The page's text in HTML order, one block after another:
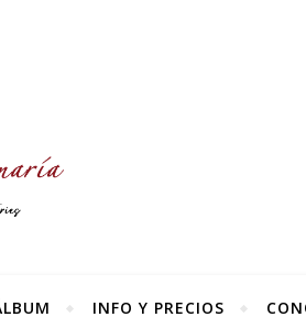
INFO Y PRECIOS